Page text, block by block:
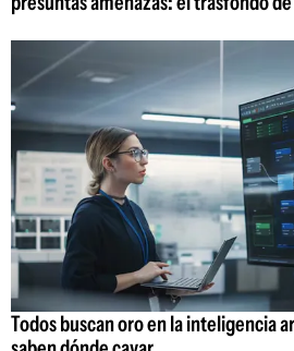
Todos buscan oro en la inteligencia